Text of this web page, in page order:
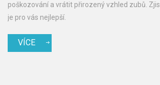
poškozování a vrátit přirozený vzhled zubů.
je pro vás nejlepší.
VÍCE